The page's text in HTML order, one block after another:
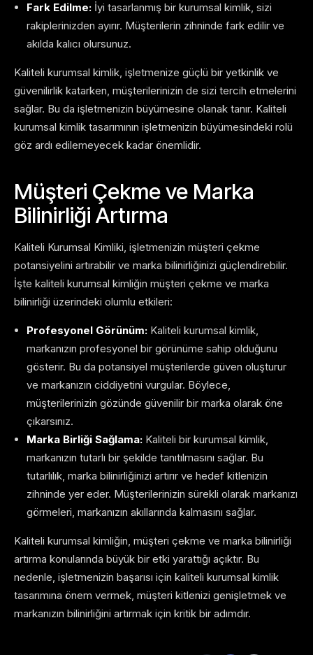
Fark Edilme: İyi tasarlanmış bir kurumsal kimlik, sizi
rakiplerinizden ayırır. Müşterilerin zihninde fark edilir ve
akılda kalıcı olursunuz.
Kaliteli kurumsal kimlik, işletmenize güçlü bir yetkinlik ve
güvenilirlik katarken, müşterilerinizin de sizi tercih etmelerini
sağlar. Bu da işletmenizin büyümesine olanak tanır. Kaliteli
kurumsal kimlik tasarımının işletmenizin büyümesindeki rolü
göz ardı edilemeyecek kadar önemlidir.
Müşteri Çekme ve Marka
Bilinirliği Artırma
Kaliteli Kurumsal Kimliki, işletmenizin müşteri çekme
potansiyelini artırabilir ve marka bilinirliğinizi güçlendirebilir.
İşte kaliteli kurumsal kimliğin müşteri çekme ve marka
bilinirliği üzerindeki olumlu etkileri:
Profesyonel Görünüm: Kaliteli kurumsal kimlik,
markanızın profesyonel bir görünüme sahip olduğunu
gösterir. Bu da potansiyel müşterilerde güven oluşturur
ve markanızın ciddiyetini vurgular. Böylece,
müşterilerinizin gözünde güvenilir bir marka olarak öne
çıkarsınız.
Marka Birliği Sağlama: Kaliteli bir kurumsal kimlik,
markanızın tutarlı bir şekilde tanıtılmasını sağlar. Bu
tutarlılık, marka bilinirliğinizi artırır ve hedef kitlenizin
zihninde yer eder. Müşterilerinizin sürekli olarak markanızı
görmeleri, markanızın akıllarında kalmasını sağlar.
Kaliteli kurumsal kimliğin, müşteri çekme ve marka bilinirliği
artırma konularında büyük bir etki yarattığı açıktır. Bu
nedenle, işletmenizin başarısı için kaliteli kurumsal kimlik
tasarımına önem vermek, müşteri kitlenizi genişletmek ve
markanızın bilinirliğini artırmak için kritik bir adımdır.